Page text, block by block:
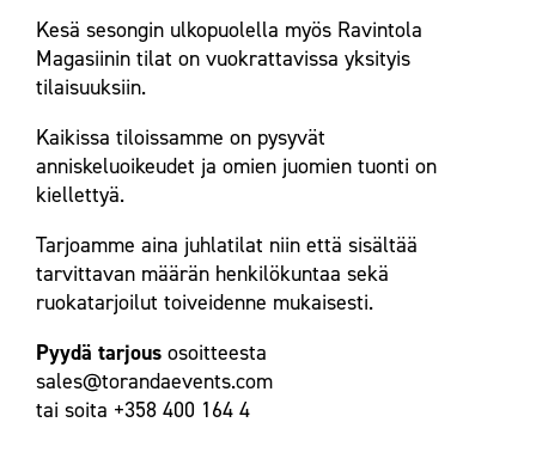
Kesä sesongin ulkopuolella myös Ravintola
Magasiinin tilat on vuokrattavissa yksityis
tilaisuuksiin.
Kaikissa tiloissamme on pysyvät
anniskeluoikeudet ja omien juomien tuonti on
kiellettyä.
Tarjoamme aina juhlatilat niin että sisältää
tarvittavan määrän henkilökuntaa sekä
ruokatarjoilut toiveidenne mukaisesti.
Pyydä tarjous osoitteesta
sales@torandaevents.com
tai soita +358 400 164 4